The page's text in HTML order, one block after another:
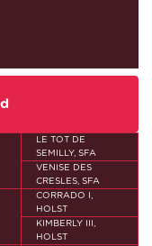
LE TOT DE
SEMILLY, SFA
VENISE DES
CRESLES, SFA
CORRADO I,
HOLST
KIMBERLY III,
HOLST